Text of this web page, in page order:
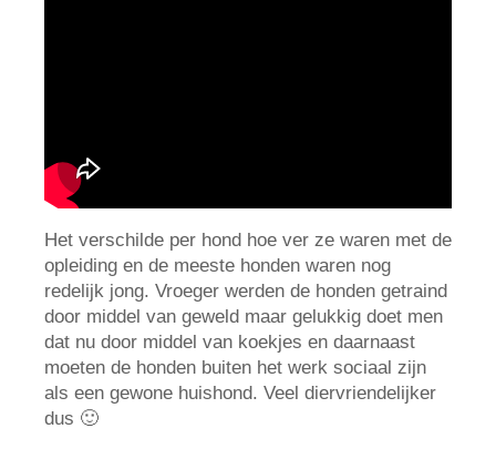
Het verschilde per hond hoe ver ze waren met de
opleiding en de meeste honden waren nog
redelijk jong. Vroeger werden de honden getraind
door middel van geweld maar gelukkig doet men
dat nu door middel van koekjes en daarnaast
moeten de honden buiten het werk sociaal zijn
als een gewone huishond. Veel diervriendelijker
dus 🙂